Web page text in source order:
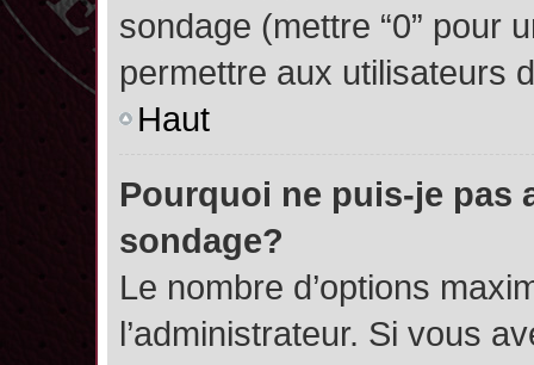
sondage (mettre “0” pour
permettre aux utilisateurs
Haut
Pourquoi ne puis-je pas
sondage?
Le nombre d’options
l’administrateur. Si vous